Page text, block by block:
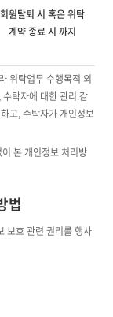
회원탈퇴 시 혹은 위탁
계약 종료 시 까지
위탁업무 수행목적 외
탁자에 대한 관리.감
고, 수탁자가 개인정보
본 개인정보 처리방
법
보호 관련 권리를 행사